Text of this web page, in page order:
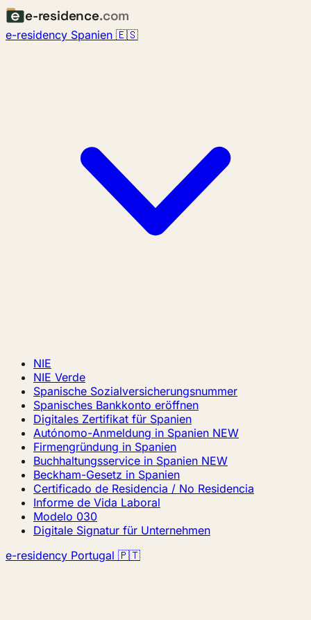
e-residence.com
e-residency Spanien 🇪🇸
NIE
NIE Verde
Spanische Sozialversicherungsnummer
Spanisches Bankkonto eröffnen
Digitales Zertifikat für Spanien
Autónomo-Anmeldung in Spanien NEW
Firmengründung in Spanien
Buchhaltungsservice in Spanien NEW
Beckham-Gesetz in Spanien
Certificado de Residencia / No Residencia
Informe de Vida Laboral
Modelo 030
Digitale Signatur für Unternehmen
e-residency Portugal 🇵🇹